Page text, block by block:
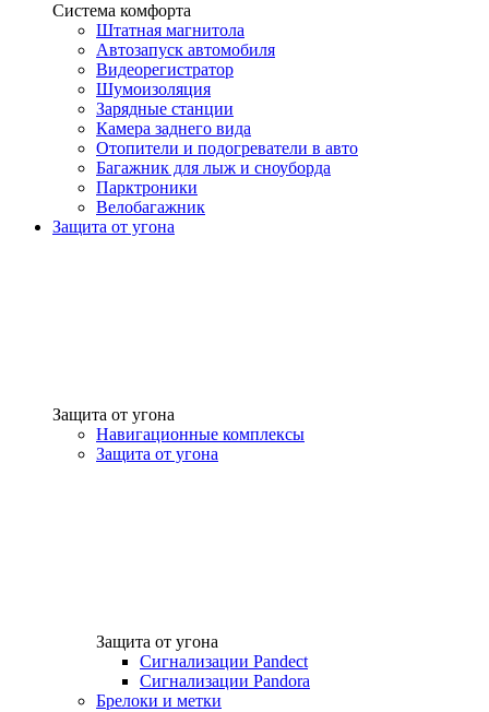
Система комфорта
Штатная магнитола
Автозапуск автомобиля
Видеорегистратор
Шумоизоляция
Зарядные станции
Камера заднего вида
Отопители и подогреватели в авто
Багажник для лыж и сноуборда
Парктроники
Велобагажник
Защита от угона
Защита от угона
Навигационные комплексы
Защита от угона
Защита от угона
Сигнализации Pandect
Сигнализации Pandora
Брелоки и метки